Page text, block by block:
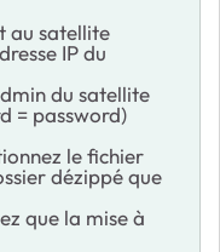
au satellite
IP du
du satellite
= password)
le fichier
dézippé que
que la mise à